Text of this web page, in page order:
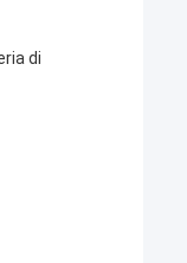
di